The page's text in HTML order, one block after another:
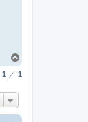
プ
1 ／ 1